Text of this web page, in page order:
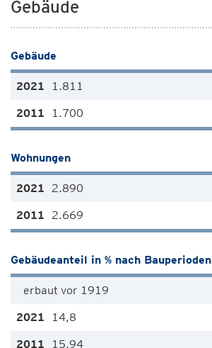
Gebäude
Gebäude
1.811
1.700
Wohnungen
2.890
2.669
Gebäudeanteil in % nach Bauperioden
erbaut vor 1919
14,8
15,94